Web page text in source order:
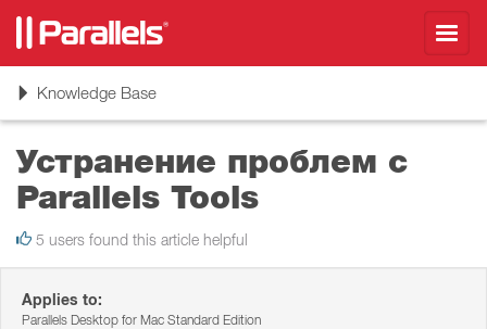
ToggleKnowledge Base
Устранение проблем с
Parallels Tools
5 users found this article helpful
Applies to:
Parallels Desktop for Mac Standard Edition